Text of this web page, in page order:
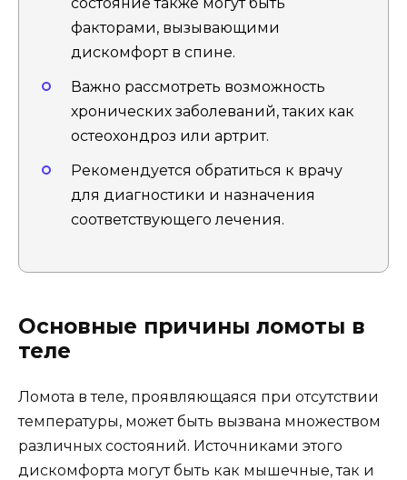
факторами, вызывающими
дискомфорт в спине.
Важно рассмотреть возможность
хронических заболеваний, таких как
остеохондроз или артрит.
Рекомендуется обратиться к врачу
для диагностики и назначения
соответствующего лечения.
Основные причины ломоты в
теле
Ломота в теле, проявляющаяся при отсутствии
температуры, может быть вызвана множеством
различных состояний. Источниками этого
дискомфорта могут быть как мышечные, так и